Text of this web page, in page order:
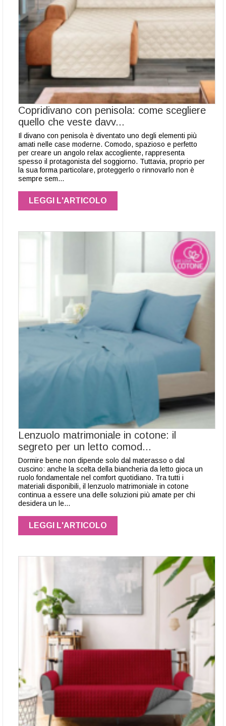
Copridivano con penisola: come scegliere
quello che veste davv...
Il divano con penisola è diventato uno degli elementi più
amati nelle case moderne. Comodo, spazioso e perfetto
per creare un angolo relax accogliente, rappresenta
spesso il protagonista del soggiorno. Tuttavia, proprio per
la sua forma particolare, proteggerlo o rinnovarlo non è
sempre sem…
LEGGI L'ARTICOLO
Lenzuolo matrimoniale in cotone: il
segreto per un letto comod...
Dormire bene non dipende solo dal materasso o dal
cuscino: anche la scelta della biancheria da letto gioca un
ruolo fondamentale nel comfort quotidiano. Tra tutti i
materiali disponibili, il lenzuolo matrimoniale in cotone
continua a essere una delle soluzioni più amate per chi
desidera un le…
LEGGI L'ARTICOLO